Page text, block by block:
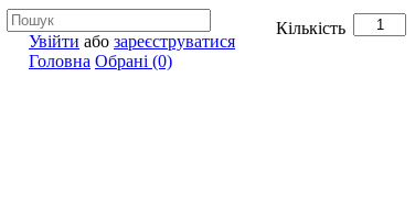
Кількість
Увійти або зареєструватися
Головна Обрані (0)